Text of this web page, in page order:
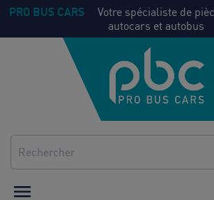
PRO BUS CARS
Votre spécialiste de
autocars et autobus
Voir
tout
CHAUFFAGE
